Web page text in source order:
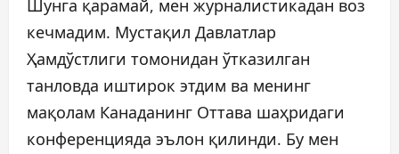
Шунга қарамай, мен журналистикадан воз
кечмадим. Мустақил Давлатлар
Ҳамдўстлиги томонидан ўтказилган
танловда иштирок этдим ва менинг
мақолам Канаданинг Оттава шаҳридаги
конференцияда эълон қилинди. Бу мен